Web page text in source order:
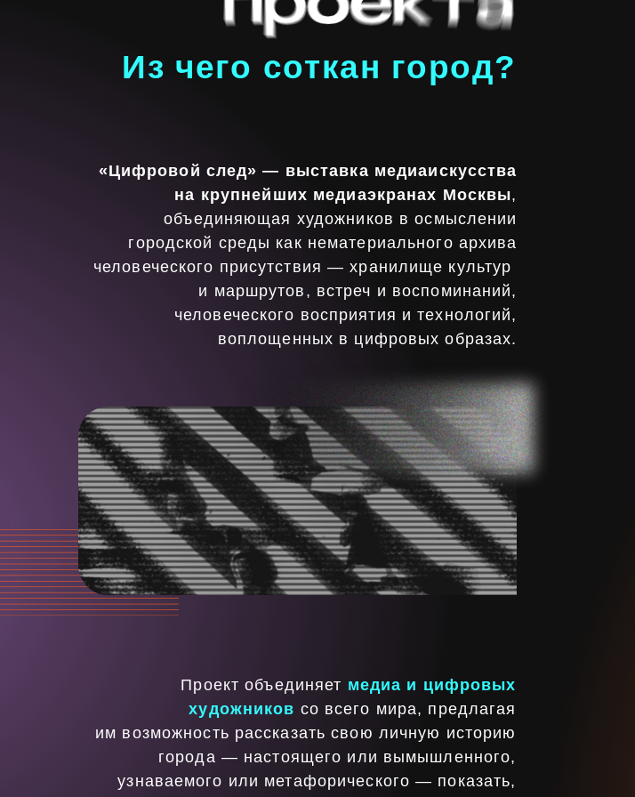
«Цифровой след» — выставка медиаискусства
на крупнейших медиаэкранах Москвы
и маршрутов, встреч и воспоминаний,
человеческого восприятия и технологий,
воплощенных в цифровых образах.
Проект объединяетмедиа и цифровых
художниковсо всего мира, предлагая
им возможность рассказать свою личную историю
города — настоящего или вымышленного,
узнаваемого или метафорического — показать,